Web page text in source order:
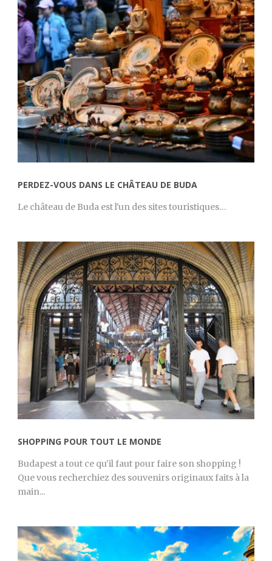
PERDEZ-VOUS DANS LE CHÂTEAU DE BUDA
Le château de Buda est l'un des sites touristiques…
SHOPPING POUR TOUT LE MONDE
Budapest a tout ce qu'il faut pour faire son shopping !
Que vous recherchiez des souvenirs originaux faits à la
main...